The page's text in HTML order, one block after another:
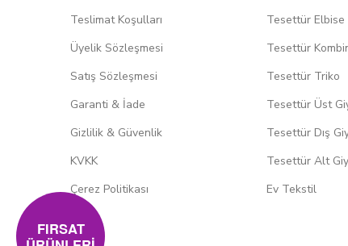
Teslimat Koşulları
Üyelik Sözleşmesi
Satış Sözleşmesi
Garanti & İade
Gizlilik & Güvenlik
KVKK
Çerez Politikası
Tesettür Elbise
Tesettür
Tesettür Triko
Tesettür Üst
Tesettür Dış
Tesettür Alt
Ev Tekstil
FIRSAT